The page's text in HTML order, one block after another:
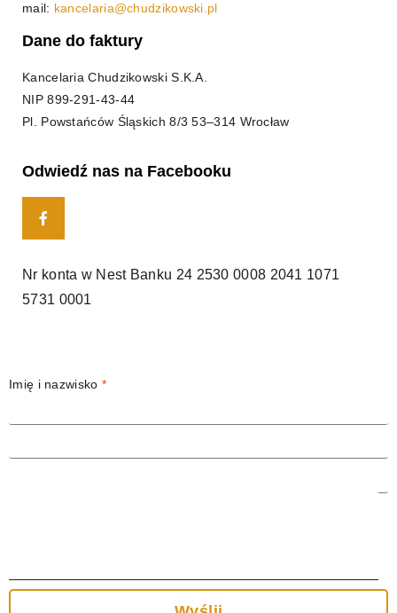
mail: kancelaria@chudzikowski.pl
Dane do faktury
Kancelaria Chudzikowski S.K.A.
NIP899-291-43-44
Pl. Powstańców Śląskich 8/3 53–314 Wrocław
Odwiedź nas na Facebooku
Nr konta w Nest Banku 24 2530 0008 2041 1071
5731 0001
Imię i nazwisko *